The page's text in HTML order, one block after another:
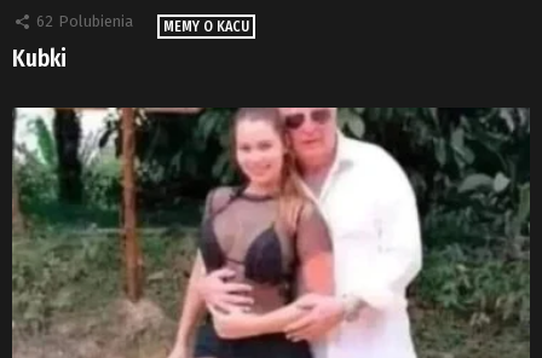
62 Polubienia MEMY O KACU
Kubki